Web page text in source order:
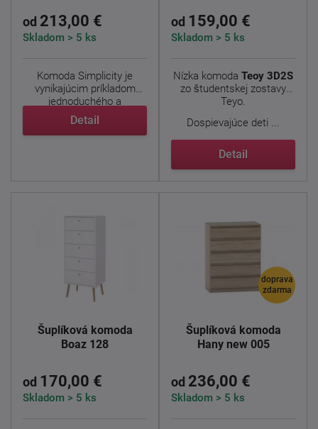
od 213,00 €
Skladom > 5 ks
Komoda Simplicity je
vynikajúcim príkladom
jednoduchého a
nadčasového ...
Detail
od 159,00 €
Skladom > 5 ks
Nízka komoda Teoy 3D2S
zo študentskej zostavy
Teyo.
Dospievajúce deti ...
Detail
Šuplíková komoda
Boaz 128
od 170,00 €
Skladom > 5 ks
doprava
zdarma
Šuplíková komoda
Hany new 005
od 236,00 €
Skladom > 5 ks